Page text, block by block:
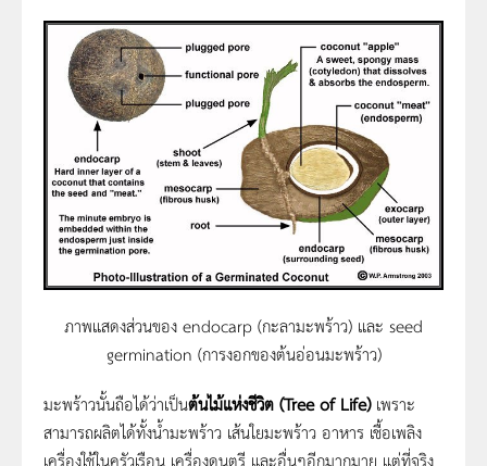
ภาพแสดงส่วนของ endocarp (กะลามะพร้าว) และ seed
germination (การงอกของต้นอ่อนมะพร้าว)
มะพร้าวนั้นถือได้ว่าเป็นต้นไม้แห่งชีวิต (Tree of Life)เพราะ
สามารถผลิตได้ทั้งน้ำมะพร้าว เส้นใยมะพร้าว อาหาร เชื้อเพลิง
เครื่องใช้ในครัวเรือน เครื่องดนตรี และอื่นๆอีกมากมาย แต่ที่จริง